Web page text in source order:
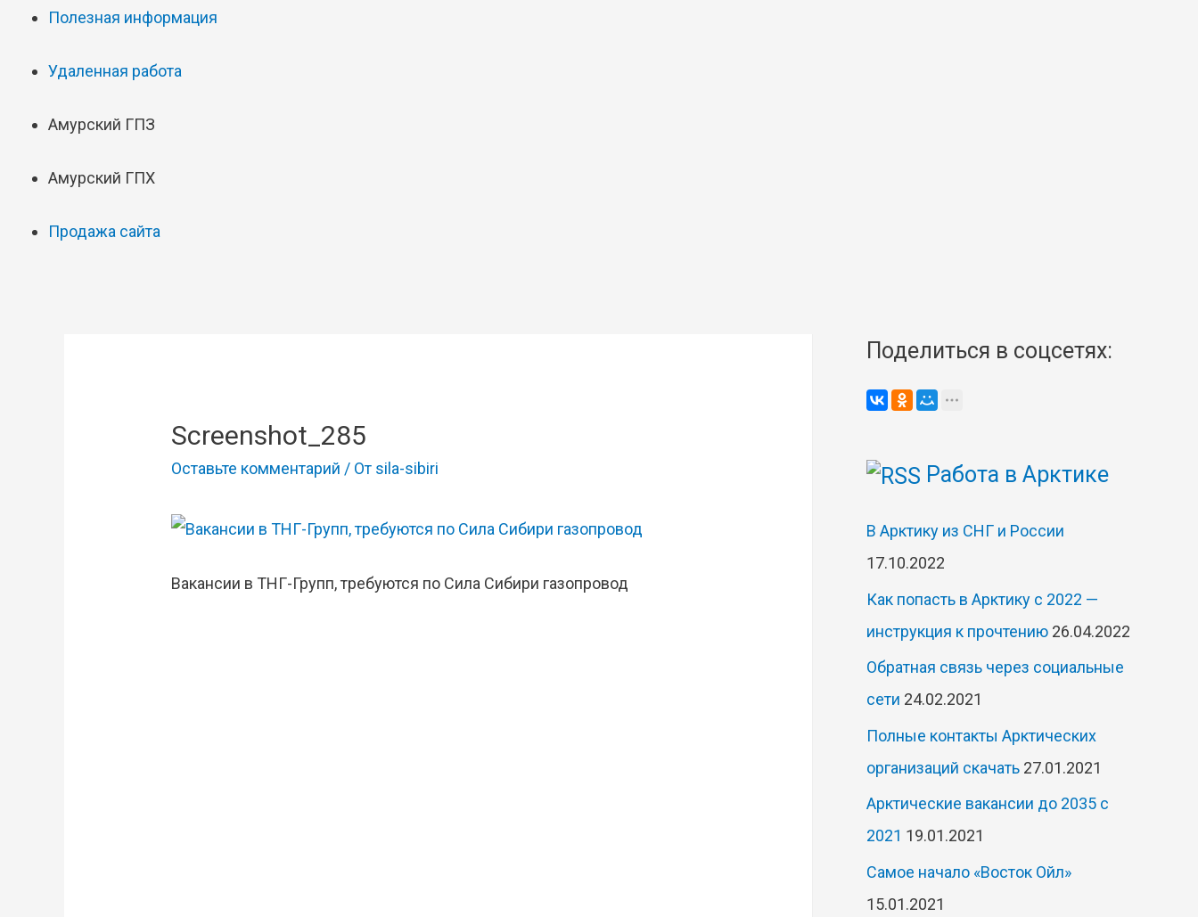
Полезная информация
Удаленная работа
Амурский ГПЗ
Амурский ГПХ
Продажа сайта
Screenshot_285
Оставьте комментарий / От sila-sibiri
Вакансии в ТНГ-Групп, требуются по Сила Сибири газопровод
Поделиться в соцсетях:
Работа в Арктике
В Арктику из СНГ и России
17.10.2022
Как попасть в Арктику с 2022 —
инструкция к прочтению 26.04.2022
Обратная связь через социальные
сети 24.02.2021
Полные контакты Арктических
организаций скачать 27.01.2021
Арктические вакансии до 2035 с
2021 19.01.2021
Самое начало «Восток Ойл»
15.01.2021